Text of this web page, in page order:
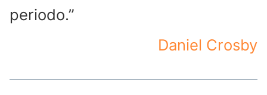
periodo.”
Daniel Crosby